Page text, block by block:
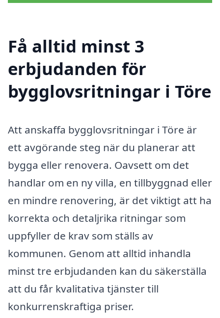
Få alltid minst 3
erbjudanden för
bygglovsritningar i Töre
Att anskaffa bygglovsritningar i Töre är
ett avgörande steg när du planerar att
bygga eller renovera. Oavsett om det
handlar om en ny villa, en tillbyggnad eller
en mindre renovering, är det viktigt att ha
korrekta och detaljrika ritningar som
uppfyller de krav som ställs av
kommunen. Genom att alltid inhandla
minst tre erbjudanden kan du säkerställa
att du får kvalitativa tjänster till
konkurrenskraftiga priser.